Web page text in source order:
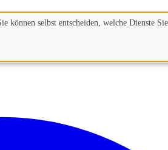
können selbst entscheiden, welche Dienste